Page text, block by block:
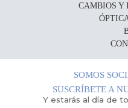
CAMBIOS Y
SOMOS
SUSCRÍBETE A
Y estarás al día de